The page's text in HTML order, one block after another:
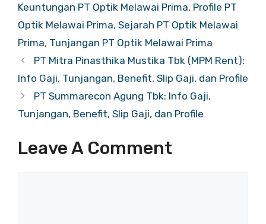
Keuntungan PT Optik Melawai Prima, Profile PT
Optik Melawai Prima, Sejarah PT Optik Melawai
Prima, Tunjangan PT Optik Melawai Prima
PT Mitra Pinasthika Mustika Tbk (MPM Rent):
Info Gaji, Tunjangan, Benefit, Slip Gaji, dan Profile
PT Summarecon Agung Tbk: Info Gaji,
Tunjangan, Benefit, Slip Gaji, dan Profile
Leave A Comment